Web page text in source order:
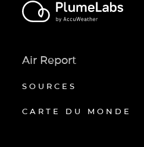
Air Report
SOURCES
CARTE DU MONDE